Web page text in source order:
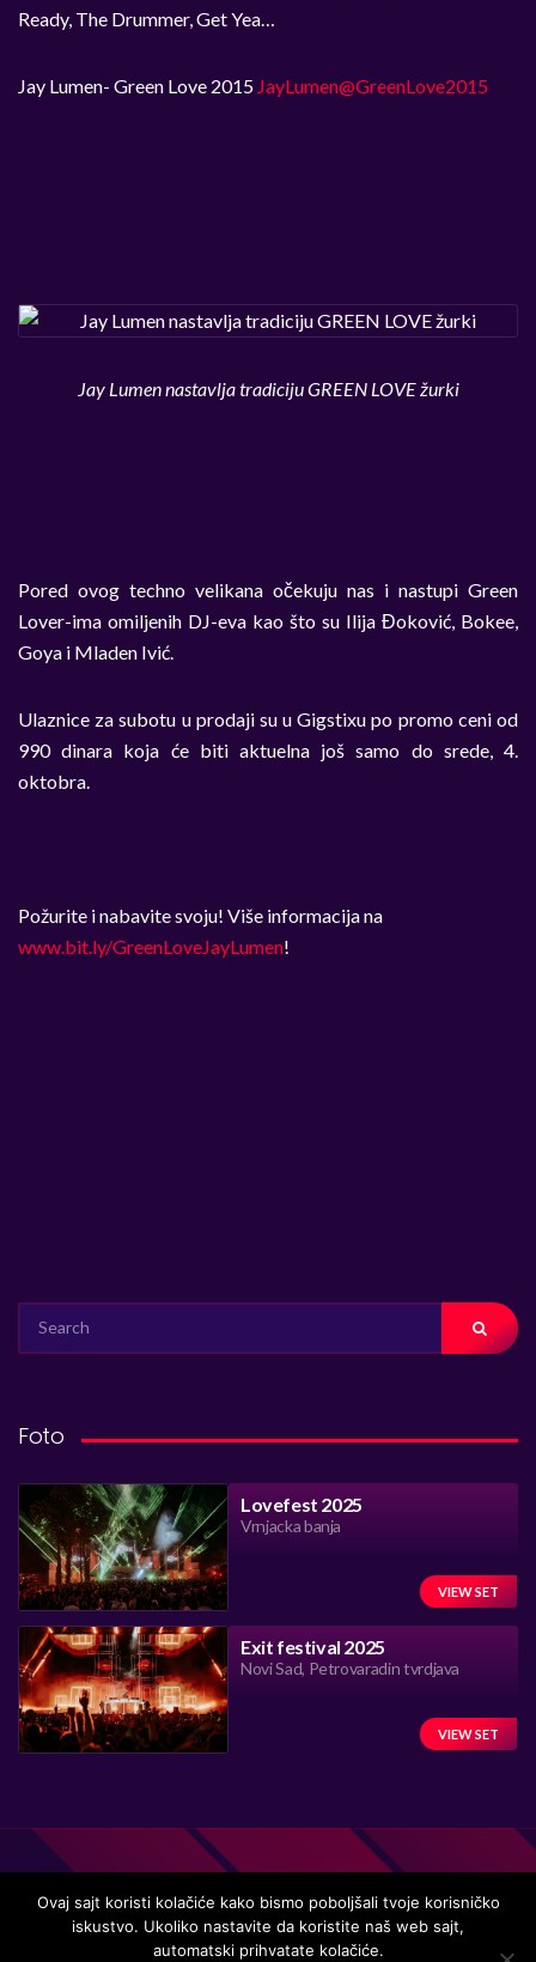
Ready, The Drummer, Get Yea…
Jay Lumen- Green Love 2015 JayLumen@GreenLove2015
Jay Lumen nastavlja tradiciju GREEN LOVE žurki
Pored ovog techno velikana očekuju nas i nastupi Green
Lover-ima omiljenih DJ-eva kao što su Ilija Đoković, Bokee,
Goya i Mladen Ivić.
Ulaznice za subotu u prodaji su u Gigstixu po promo ceni od
990 dinara koja će biti aktuelna još samo do srede, 4.
oktobra.
Požurite i nabavite svoju! Više informacija na
www.bit.ly/GreenLoveJayLumen!
FOR:
Foto
Lovefest 2025
Vrnjacka banja
VIEW SET
Exit festival 2025
Novi Sad, Petrovaradin tvrdjava
VIEW SET
Handmade in Serbia 15 years ago, while listening to the great
Ovaj sajt koristi kolačiće kako bismo poboljšali tvoje korisničko
iskustvo. Ukoliko nastavite da koristite naš web sajt,
automatski prihvatate kolačiće.